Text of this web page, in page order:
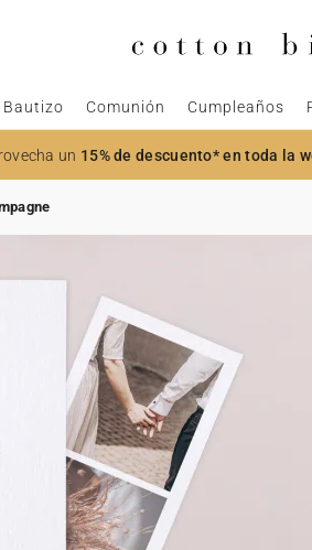
Bautizo Comunión Cumpleaños
un 15% de descuento* en toda la